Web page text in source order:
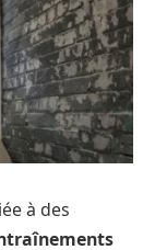
à des